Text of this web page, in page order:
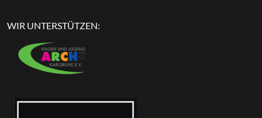
WIR UNTERSTÜTZEN: